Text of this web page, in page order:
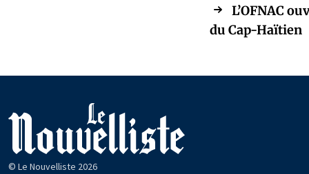
L’OFNAC
du Cap-Haïtien
© Le Nouvelliste 2026